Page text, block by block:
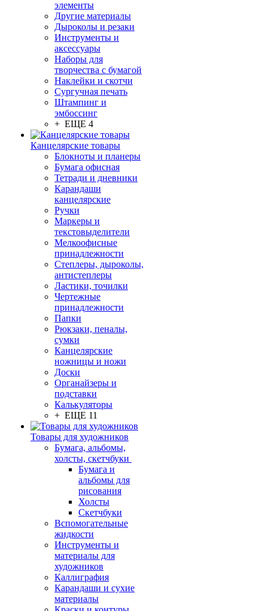
элементы
Другие материалы
Дыроколы и резаки
Инструменты и
аксессуары
Наборы для
творчества с бумагой
Наклейки и скотчи
Сургучная печать
Штампинг и
эмбоссинг
+ ЕЩЕ 4
Канцелярские товары
Блокноты и планеры
Бумага офисная
Тетради и дневники
Карандаши
канцелярские
Ручки
Маркеры и
текстовыделители
Мелкоофисные
принадлежности
Степлеры, дыроколы,
антистеплеры
Ластики, точилки
Чертежные
принадлежности
Папки
Рюкзаки, пеналы,
сумки
Канцелярские
ножницы и ножи
Доски
Органайзеры и
подставки
Калькуляторы
+ ЕЩЕ 11
Товары для художников
Бумага, альбомы,
холсты, скетчбуки
Бумага и
альбомы для
рисования
Холсты
Скетчбуки
Вспомогательные
жидкости
Инструменты и
материалы для
художников
Каллиграфия
Карандаши и сухие
материалы